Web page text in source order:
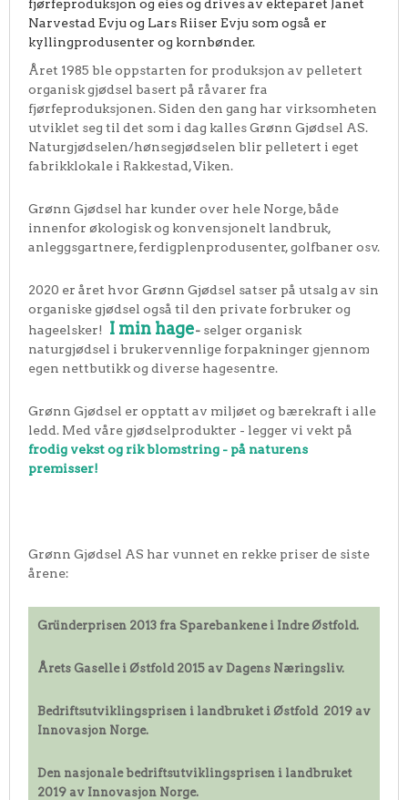
fjørfeproduksjon og eies og drives av ekteparet Janet
Narvestad Evju og Lars Riiser Evju som også er
kyllingprodusenter og kornbønder.
Året 1985 ble oppstarten for produksjon av pelletert
organisk gjødsel basert på råvarer fra
fjørfeproduksjonen. Siden den gang har virksomheten
utviklet seg til det som i dag kalles Grønn Gjødsel AS.
Naturgjødselen/hønsegjødselen blir pelletert i eget
fabrikklokale i Rakkestad, Viken.
Grønn Gjødsel har kunder over hele Norge, både
innenfor økologisk og konvensjonelt landbruk,
anleggsgartnere, ferdigplenprodusenter, golfbaner osv.
2020 er året hvor Grønn Gjødsel satser på utsalg av sin
organiske gjødsel også til den private forbruker og
hageelsker!
I min hage- selger organisk
naturgjødsel i brukervennlige forpakninger gjennom
egen nettbutikk og diverse hagesentre.
Grønn Gjødsel er opptatt av miljøet og bærekraft i alle
ledd. Med våre gjødselprodukter - legger vi vekt på
frodig vekst og rik blomstring - på naturens
premisser!
Grønn Gjødsel AS har vunnet en rekke priser de siste
årene:
Gründerprisen 2013 fra Sparebankene i Indre Østfold.
Årets Gaselle i Østfold 2015 av Dagens Næringsliv.
Bedriftsutviklingsprisen i landbruket i Østfold 2019 av
Innovasjon Norge.
Den nasjonale bedriftsutviklingsprisen i landbruket
2019 av Innovasjon Norge.